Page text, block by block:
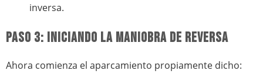
inversa.
PASO 3: INICIANDO LA MANIOBRA DE REVERSA
Ahora comienza el aparcamiento propiamente dicho: